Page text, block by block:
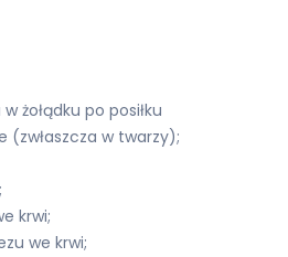
żołądku po posiłku
(zwłaszcza w twarzy);
krwi;
we krwi;